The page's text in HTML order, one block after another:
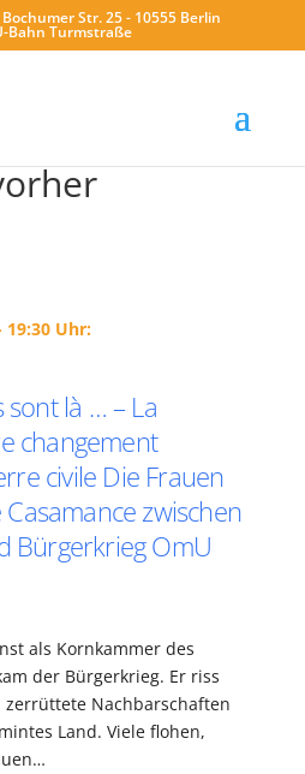
Str. 25 - 10555 Berlin
Bahn Turmstraße
19:30 Uhr:
sont là … – La
changement
civile Die Frauen
zwischen
Bürgerkrieg OmU
als Kornkammer des
der Bürgerkrieg. Er riss
Nachbarschaften
Land. Viele flohen,